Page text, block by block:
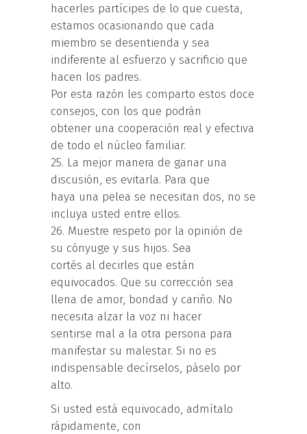
hacerles partícipes de lo que cuesta,
estamos ocasionando que cada
miembro se desentienda y sea
indiferente al esfuerzo y sacrificio que
hacen los padres.
Por esta razón les comparto estos doce
consejos, con los que podrán
obtener una cooperación real y efectiva
de todo el núcleo familiar.
25. La mejor manera de ganar una
discusión, es evitarla. Para que
haya una pelea se necesitan dos, no se
incluya usted entre ellos.
26. Muestre respeto por la opinión de
su cónyuge y sus hijos. Sea
cortés al decirles que están
equivocados. Que su corrección sea
llena de amor, bondad y cariño. No
necesita alzar la voz ni hacer
sentirse mal a la otra persona para
manifestar su malestar. Si no es
indispensable decírselos, páselo por
alto.
Si usted está equivocado, admítalo
rápidamente, con